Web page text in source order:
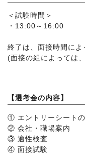
＜試験時間＞
・13:00～16:00
終了は、面接時間によ
(面接の組によっては
【選考会の内容】
① エントリーシートの
② 会社・職場案内
③ 適性検査
④ 面接試験